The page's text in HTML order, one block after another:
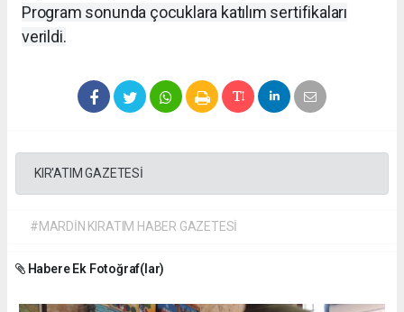
Program sonunda çocuklara katılım sertifikaları
verildi.
KIR'ATIM GAZETESİ
#MARDİN KIRATIM HABER GAZETESİ
Habere Ek Fotoğraf(lar)